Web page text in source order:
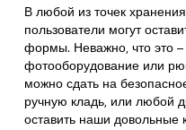
В любой из точек
пользователи могут
формы. Неважно, что это
фотооборудование или
можно сдать на
ручную кладь, или любой
оставить наши